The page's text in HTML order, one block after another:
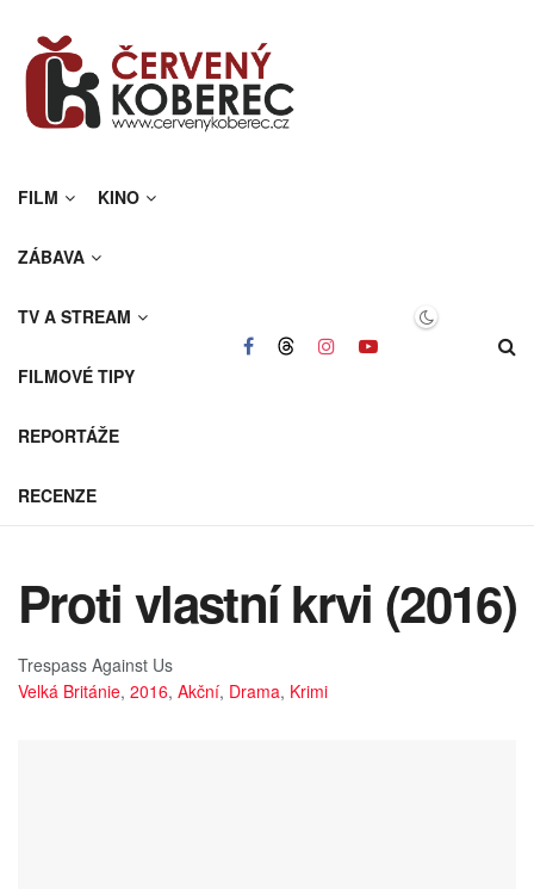
FILM KINO
ZÁBAVA
TV A STREAM
FILMOVÉ TIPY
REPORTÁŽE
RECENZE
Proti vlastní krvi (2016)
Trespass Against Us
Velká Británie, 2016, Akční, Drama, Krimi